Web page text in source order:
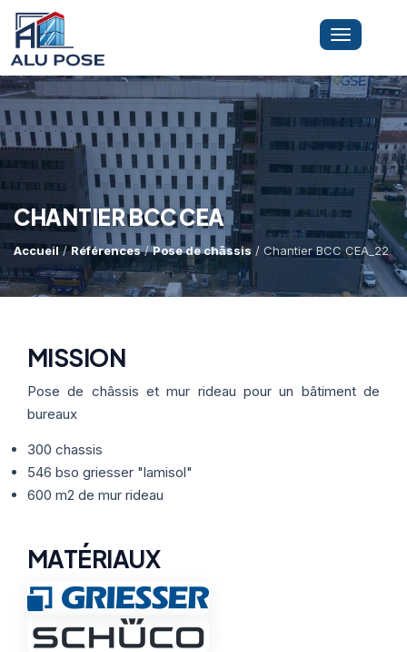
LA SOCIÉTÉ
PRESTATIONS
Dépannage Vitrages MINI-GRUE ARAIGNÉE
Nos Formules
Toggle
CHANTIER BCC CEA
Accueil/Références/Pose de châssis/ Chantier BCC CEA_22
MISSION
Pose de châssis et mur rideau pour un bâtiment de
bureaux
300 chassis
546 bso griesser "lamisol"
600 m2 de mur rideau
MATÉRIAUX